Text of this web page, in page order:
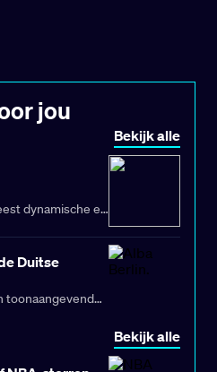
jou
Bekijk alle
dynamische en
cruciale rol
officiële
En waarom zit er
en de
Duitse
toonaangevende
nationale
Bekijk alle